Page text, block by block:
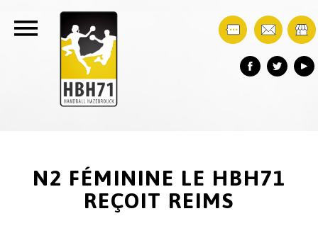
N2 FÉMININE LE HBH71
REÇOIT REIMS